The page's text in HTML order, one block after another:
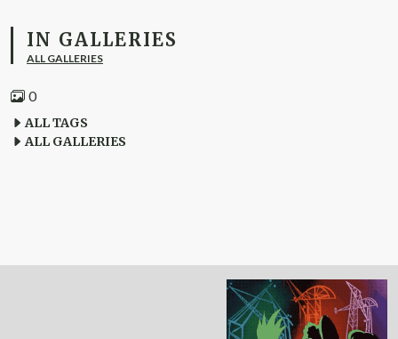
IN GALLERIES
ALL GALLERIES
0
ALL TAGS
ALL GALLERIES